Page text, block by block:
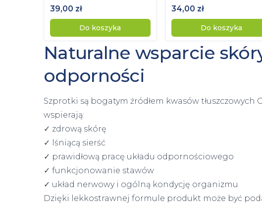
39,00 zł
Do koszyka
34,00 zł
Do koszyka
Naturalne wsparcie
odporności
Szprotki są bogatym źródłem kwasów tłuszczowych
wspierają:
✓ zdrową skórę
✓ lśniącą sierść
✓ prawidłową pracę układu odpornościowego
✓ funkcjonowanie stawów
✓ układ nerwowy i ogólną kondycję organizmu
Dzięki lekkostrawnej formule produkt może być